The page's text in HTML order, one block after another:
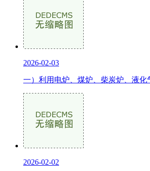
2026-02-03
一）利用电炉、煤炉、柴炭炉、液化
2026-02-02